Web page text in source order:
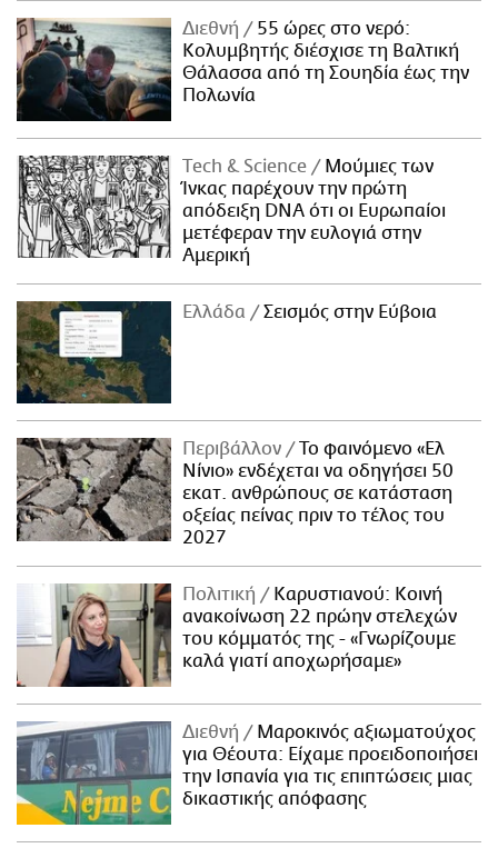
Διεθνή
55 ώρες στο νερό:
Κολυμβητής διέσχισε τη Βαλτική
Θάλασσα από τη Σουηδία έως την
Πολωνία
Τech & Science
Μούμιες των
Ίνκας παρέχουν την πρώτη
απόδειξη DNA ότι οι Ευρωπαίοι
μετέφεραν την ευλογιά στην
Αμερική
Ελλάδα Σεισμός στην Εύβοια
Περιβάλλον
Το φαινόμενο «Ελ
Νίνιο» ενδέχεται να οδηγήσει 50
εκατ. ανθρώπους σε κατάσταση
οξείας πείνας πριν το τέλος του
2027
Πολιτική
Καρυστιανού: Κοινή
ανακοίνωση 22 πρώην στελεχών
του κόμματός της - «Γνωρίζουμε
καλά γιατί αποχωρήσαμε»
Διεθνή
Μαροκινός αξιωματούχος
για Θέουτα: Είχαμε προειδοποιήσει
την Ισπανία για τις επιπτώσεις μιας
δικαστικής απόφασης